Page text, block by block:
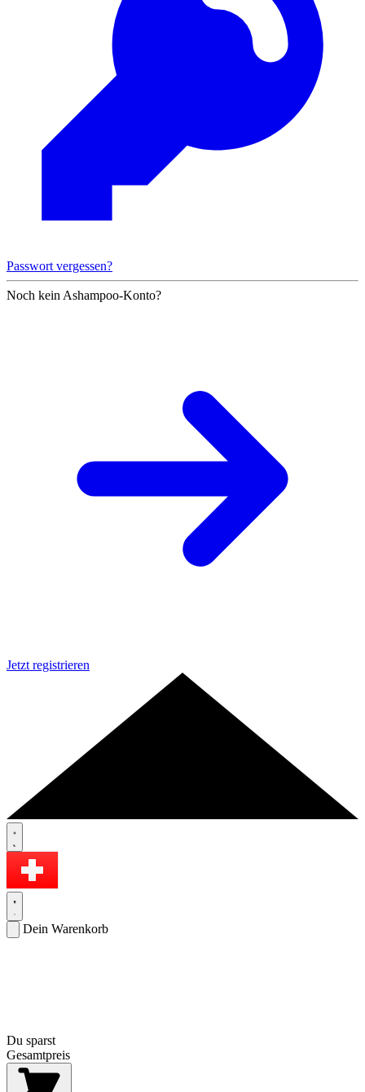
Passwort vergessen?
Noch kein Ashampoo-Konto?
Jetzt registrieren
Dein Warenkorb
Du sparst
Gesamtpreis